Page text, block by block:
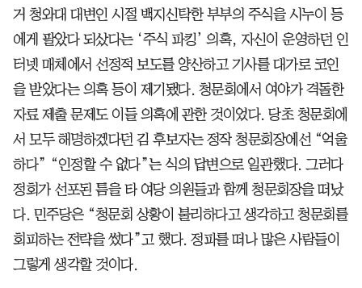
거 청와대 대변인 시절 백지신탁한 부부의 주식을 시누이 등
에게 팔았다 되샀다는 ‘주식 파킹’ 의혹, 자신이 운영하던 인
터넷 매체에서 선정적 보도를 양산하고 기사를 대가로 코인
을 받았다는 의혹 등이 제기됐다. 청문회에서 여야가 격돌한
자료 제출 문제도 이들 의혹에 관한 것이었다. 당초 청문회에
서 모두 해명하겠다던 김 후보자는 정작 청문회장에선 “억울
하다” “인정할 수 없다”는 식의 답변으로 일관했다. 그러다
정회가 선포된 틈을 타 여당 의원들과 함께 청문회장을 떠났
다. 민주당은 “청문회 상황이 불리하다고 생각하고 청문회를
회피하는 전략을 썼다”고 했다. 정파를 떠나 많은 사람들이
그렇게 생각할 것이다.